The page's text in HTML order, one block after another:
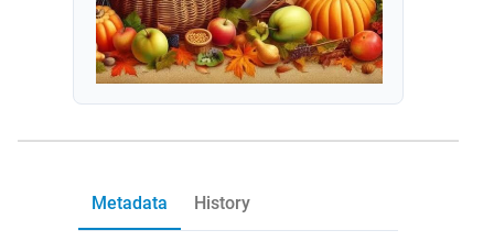
Metadata History